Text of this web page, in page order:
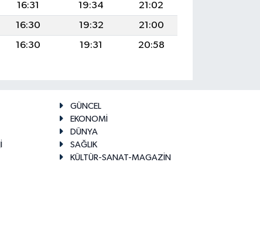
16:31 19:34
21:02
16:30 19:32
21:00
16:30 19:31 20:58
GÜNCEL
EKONOMİ
DÜNYA
SAĞLIK
KÜLTÜR-SANAT-MAGAZİN